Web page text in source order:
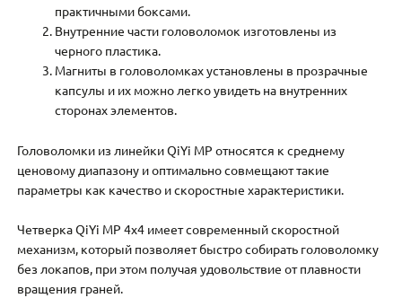
практичными боксами.
Внутренние части головоломок изготовлены из
черного пластика.
Магниты в головоломках установлены в прозрачные
капсулы и их можно легко увидеть на внутренних
сторонах элементов.
Головоломки из линейки QiYi MP относятся к среднему
ценовому диапазону и оптимально совмещают такие
параметры как качество и скоростные характеристики.
Четверка QiYi MP 4х4 имеет современный скоростной
механизм, который позволяет быстро собирать головоломку
без локапов, при этом получая удовольствие от плавности
вращения граней.